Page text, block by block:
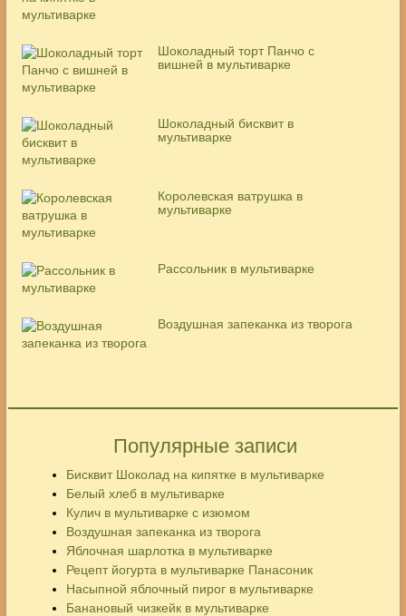
Шоколадный торт Панчо с
вишней в мультиварке
Шоколадный бисквит в
мультиварке
Королевская ватрушка в
мультиварке
Рассольник в мультиварке
Воздушная запеканка из творога
Популярные записи
Бисквит Шоколад на кипятке в мультиварке
Белый хлеб в мультиварке
Кулич в мультиварке с изюмом
Воздушная запеканка из творога
Яблочная шарлотка в мультиварке
Рецепт йогурта в мультиварке Панасоник
Насыпной яблочный пирог в мультиварке
Банановый чизкейк в мультиварке